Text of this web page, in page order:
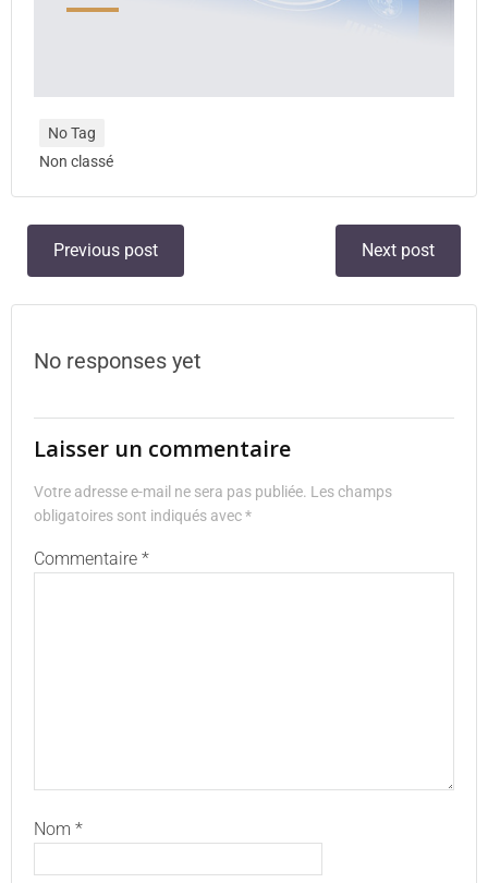
No Tag
Non classé
Previous post Next post
No responses yet
Laisser un commentaire
Votre adresse e-mail ne sera pas publiée. Les champs
obligatoires sont indiqués avec*
Commentaire *
Nom *